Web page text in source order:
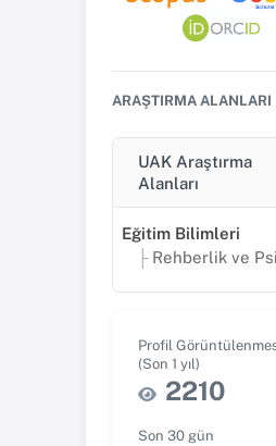
ARAŞTIRMA ALANLARI
UAK Araştırma
Alanları
Eğitim Bilimleri
Rehberlik ve Psikolojik
Profil
(Son 1 yıl)
2210
Son 30 gün